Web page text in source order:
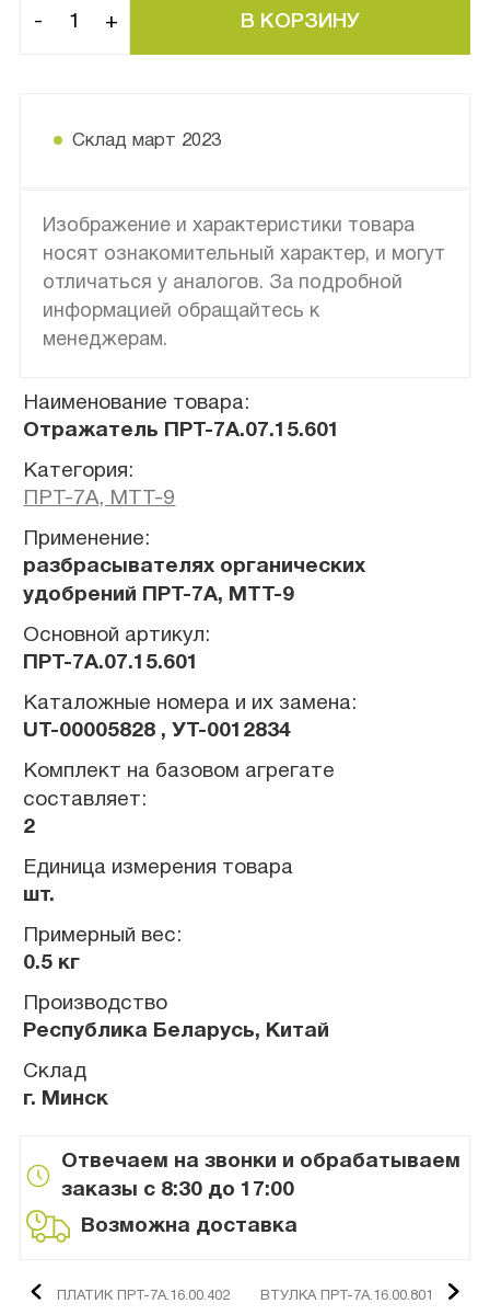
- +
Склад март 2023
Изображение и характеристики товара
носят ознакомительный характер, и могут
отличаться у аналогов. За подробной
информацией обращайтесь к
менеджерам.
Наименование товара:
Отражатель ПРТ-7А.07.15.601
Категория:
ПРТ-7А, МТТ-9
Применение:
разбрасывателях органических
удобрений ПРТ-7А, МТТ-9
Основной артикул:
ПРТ-7А.07.15.601
Каталожные номера и их замена:
UT-00005828 , УТ-0012834
Комплект на базовом агрегате
составляет:
2
Единица измерения товара
шт.
Примерный вес:
0.5 кг
Производство
Республика Беларусь, Китай
Склад
г. Минск
Отвечаем на звонки и обрабатываем
заказы с 8:30 до 17:00
Возможна доставка
ПЛАТИК ПРТ-7А.16.00.402 ВТУЛКА ПРТ-7А.16.00.801